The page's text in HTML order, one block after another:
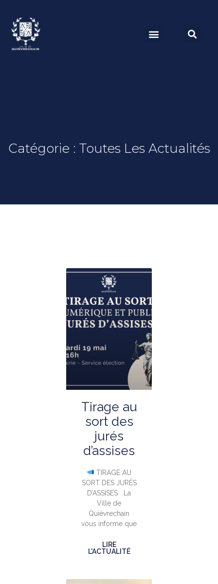
Catégorie : Toutes Les Actualités
Tirage au
sort des
jurés
d’assises
TIRAGE AU
SORT DES JURÉS
D’ASSISES La
Ville de
Quiévrechain
vous informe que
LIRE
L'ACTUALITÉ